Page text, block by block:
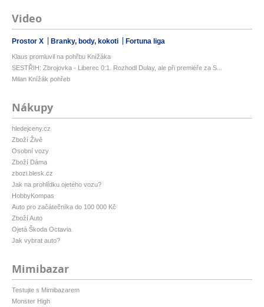
Video
Prostor X Branky, body, kokoti Fortuna liga
Klaus promluvil na pohřbu Knížáka
SESTŘIH: Zbrojovka - Liberec 0:1. Rozhodl Dulay, ale při premiéře za S...
Milan Knížák pohřeb
Nákupy
hledejceny.cz
Zboží Živě
Osobní vozy
Zboží Dáma
zbozi.blesk.cz
Jak na prohlídku ojetého vozu?
HobbyKompas
Auto pro začátečníka do 100 000 Kč
Zboží Auto
Ojetá Škoda Octavia
Jak vybrat auto?
Mimibazar
Testujte s Mimibazarem
Monster High